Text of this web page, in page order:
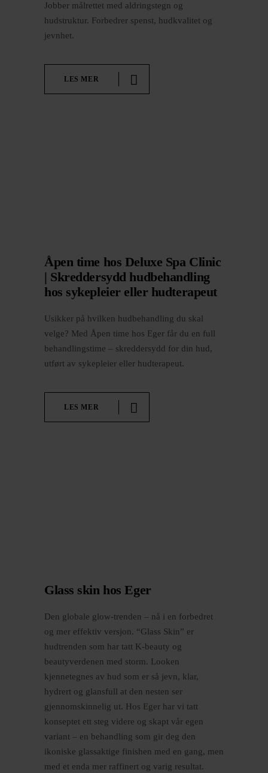
Jobber målrettet med aldringstegn og
hudstruktur. Forbedrer spenst, hudkvalitet og
jevnhet.
LES MER
Åpen time hos Deluxe Spa Clinic
| Skreddersydd hudbehandling
hos sykepleier eller hudterapeut
Usikker på hvilken hudbehandling du skal
velge? Med Åpen time hos Eger får du en full
behandlingstime – skreddersydd for din hud,
utført av sykepleier eller hudterapeut.
LES MER
Glass skin hos Eger
Den globale glow-trenden – nå i en forbedret
og mer effektiv versjon. “Glass Skin” er
hudtrenden som har tatt K-beauty og
beautyverdenen med storm. Looken
kjennetegnes av hud som er så jevn, klar,
hydrert og glansfull at den nesten ser
gjennomskinnelig ut. Hos Eger har vi tatt
konseptet ett steg videre og skapt vår egen
variant – en behandling som gir deg den
ikoniske glassaktige finishen med en gang, men
med et enda mer raffinert og varig resultat.